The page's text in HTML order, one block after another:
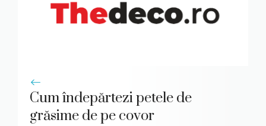
Cum îndepărtezi petele de
grăsime de pe covor